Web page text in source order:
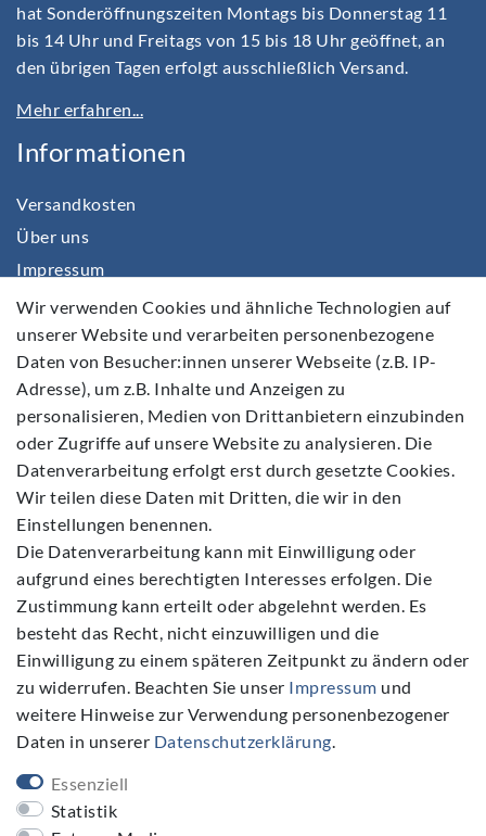
hat Sonderöffnungszeiten Montags bis Donnerstag 11
bis 14 Uhr und Freitags von 15 bis 18 Uhr geöffnet, an
den übrigen Tagen erfolgt ausschließlich Versand.
Mehr erfahren...
Informationen
Versandkosten
Über uns
Impressum
Daten­schutz­erklärung
AGB
Barrierefreiheitserklärung
Widerrufs­recht
Kontakt
Vertrag widerrufen
Folgen Sie Uns
E-MAIL **
Newsletter
Honig
Wir verwenden Cookies und ähnliche Technologien auf
unserer Website und verarbeiten personenbezogene
Daten von Besucher:innen unserer Webseite (z.B. IP-
Adresse), um z.B. Inhalte und Anzeigen zu
personalisieren, Medien von Drittanbietern einzubinden
oder Zugriffe auf unsere Website zu analysieren. Die
Datenverarbeitung erfolgt erst durch gesetzte Cookies.
Wir teilen diese Daten mit Dritten, die wir in den
Einstellungen benennen.
Die Datenverarbeitung kann mit Einwilligung oder
aufgrund eines berechtigten Interesses erfolgen. Die
Zustimmung kann erteilt oder abgelehnt werden. Es
besteht das Recht, nicht einzuwilligen und die
Einwilligung zu einem späteren Zeitpunkt zu ändern oder
zu widerrufen. Beachten Sie unser Impressum und
weitere Hinweise zur Verwendung personenbezogener
Daten in unserer Daten­schutz­erklärung.
Essenziell
Statistik